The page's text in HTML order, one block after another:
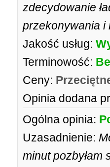
zdecydowanie
przekonywania i
Jakość usług:
Terminowość:
Ceny:
Opinia dodana
Ogólna opinia:
Uzasadnienie:
minut